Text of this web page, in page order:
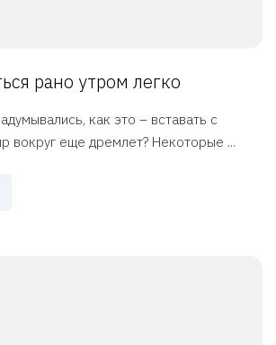
рано утром легко
как это – вставать с
вокруг еще дремлет? Некоторые ...